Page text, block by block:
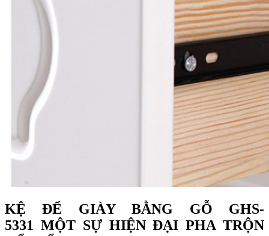
KỆ ĐỂ GIÀY BẰNG GỖ GHS-
5331 MỘT SỰ HIỆN ĐẠI PHA TRỘN